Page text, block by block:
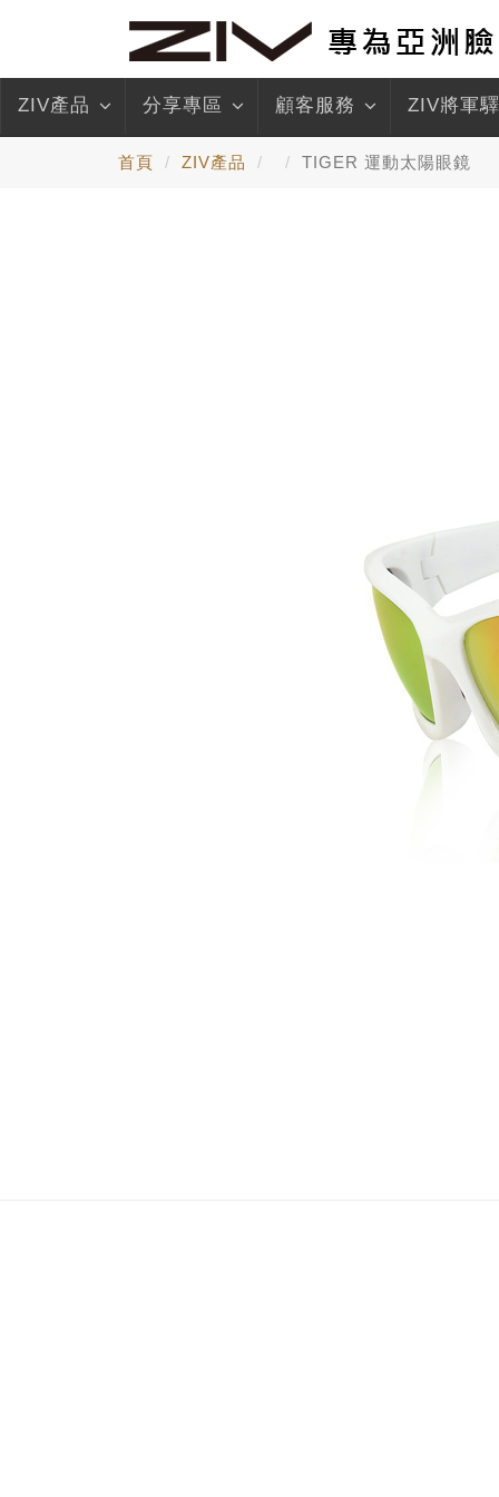
ZIV產品 分享專區 顧客服務 ZIV將軍
首頁 ZIV產品 TIGER 運動太陽眼鏡